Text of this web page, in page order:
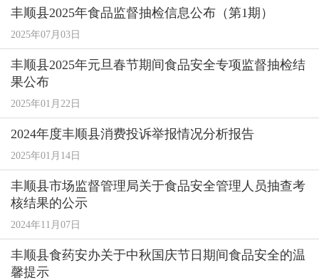
丰顺县2025年食品监督抽检信息公布（第1期）
2025年07月03日
丰顺县2025年元旦春节期间食品安全专项监督抽检结
果公布
2025年01月22日
2024年度丰顺县消费投诉举报情况分析报告
2025年01月14日
丰顺县市场监督管理局关于食品安全管理人员抽查考
核结果的公示
2024年11月07日
丰顺县食药安办关于中秋国庆节日期间食品安全的温
馨提示